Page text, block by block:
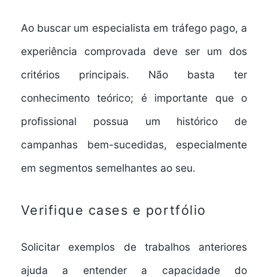
Ao buscar um especialista em tráfego pago, a
experiência comprovada deve ser um dos
critérios principais. Não basta ter
conhecimento teórico; é importante que o
profissional possua um histórico de
campanhas bem-sucedidas, especialmente
em segmentos semelhantes ao seu.
Verifique cases e portfólio
Solicitar exemplos de trabalhos anteriores
ajuda a entender a capacidade do